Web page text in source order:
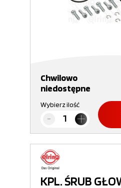
Chwilowo
niedostępne
Wybierz ilość
KPL. ŚRUB